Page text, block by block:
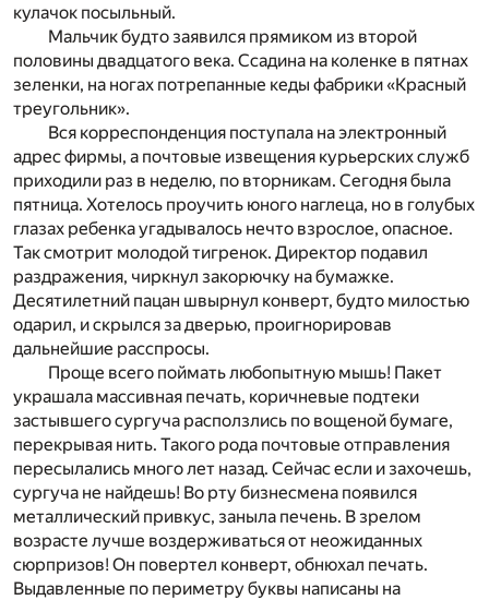
кулачок посыльный.
Мальчик будто заявился прямиком из второй
половины двадцатого века. Ссадина на коленке в пятнах
зеленки, на ногах потрепанные кеды фабрики «Красный
треугольник».
Вся корреспонденция поступала на электронный
адрес фирмы, а почтовые извещения курьерских служб
приходили раз в неделю, по вторникам. Сегодня была
пятница. Хотелось проучить юного наглеца, но в голубых
глазах ребенка угадывалось нечто взрослое, опасное.
Так смотрит молодой тигренок. Директор подавил
раздражения, чиркнул закорючку на бумажке.
Десятилетний пацан швырнул конверт, будто милостью
одарил, и скрылся за дверью, проигнорировав
дальнейшие расспросы.
Проще всего поймать любопытную мышь! Пакет
украшала массивная печать, коричневые подтеки
застывшего сургуча расползлись по вощеной бумаге,
перекрывая нить. Такого рода почтовые отправления
пересылались много лет назад. Сейчас если и захочешь,
сургуча не найдешь! Во рту бизнесмена появился
металлический привкус, заныла печень. В зрелом
возрасте лучше воздерживаться от неожиданных
сюрпризов! Он повертел конверт, обнюхал печать.
Выдавленные по периметру буквы написаны на